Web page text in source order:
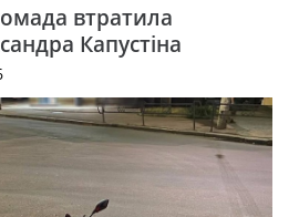
втратила
Капустіна